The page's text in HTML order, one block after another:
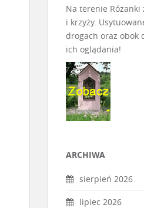
Na terenie
i krzyży.
drogach oraz obok
ich oglądania!
ARCHIWA
sierpień 2026
lipiec 2026